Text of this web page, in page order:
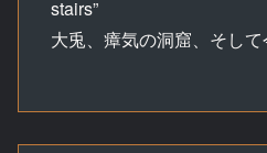
stairs”
大兎、瘴気の洞窟、そし